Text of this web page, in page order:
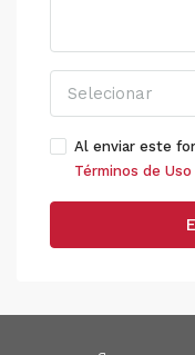
Selecionar
Al enviar este
Términos de Uso